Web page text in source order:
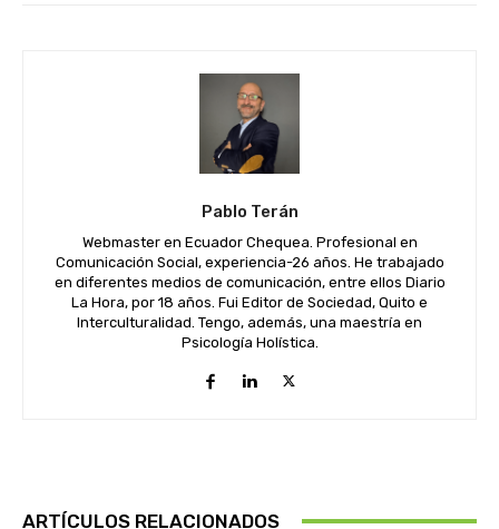
Pablo Terán
Webmaster en Ecuador Chequea. Profesional en
Comunicación Social, experiencia-26 años. He trabajado
en diferentes medios de comunicación, entre ellos Diario
La Hora, por 18 años. Fui Editor de Sociedad, Quito e
Interculturalidad. Tengo, además, una maestría en
Psicología Holística.
ARTÍCULOS RELACIONADOS